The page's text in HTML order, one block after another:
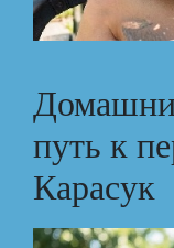
путь к
Карасук